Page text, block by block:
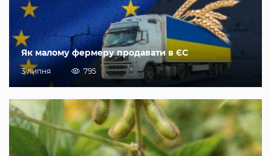
Як малому фермеру продавати в ЄС
3 липня 795